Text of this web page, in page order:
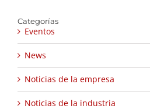
Categorías
Eventos
News
Noticias de la empresa
Noticias de la industria